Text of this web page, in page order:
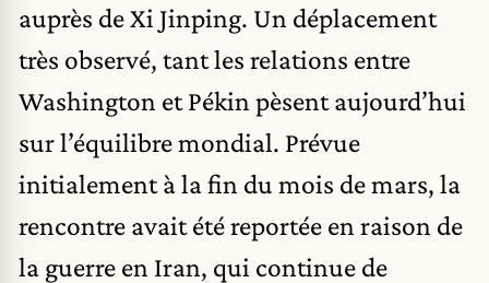
auprès de Xi Jinping. Un déplacement
très observé, tant les relations entre
Washington et Pékin pèsent aujourd’hui
sur l’équilibre mondial. Prévue
initialement à la fin du mois de mars, la
rencontre avait été reportée en raison de
la guerre en Iran, qui continue de